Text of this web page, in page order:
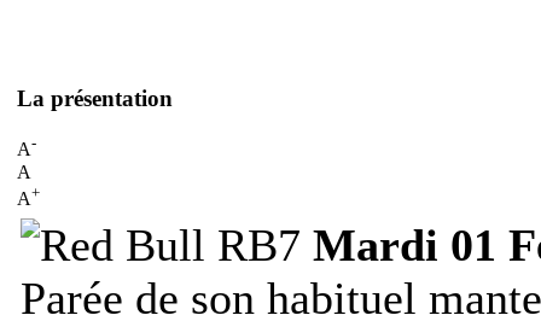
La présentation
A-
A
A+
Mardi 01
Parée de son habituel